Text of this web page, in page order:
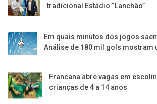
tradicional Estádio “Lanchão”
Em quais minutos dos jogos
Análise de 180 mil gols mostram
Francana abre vagas em
crianças de 4 a 14 anos